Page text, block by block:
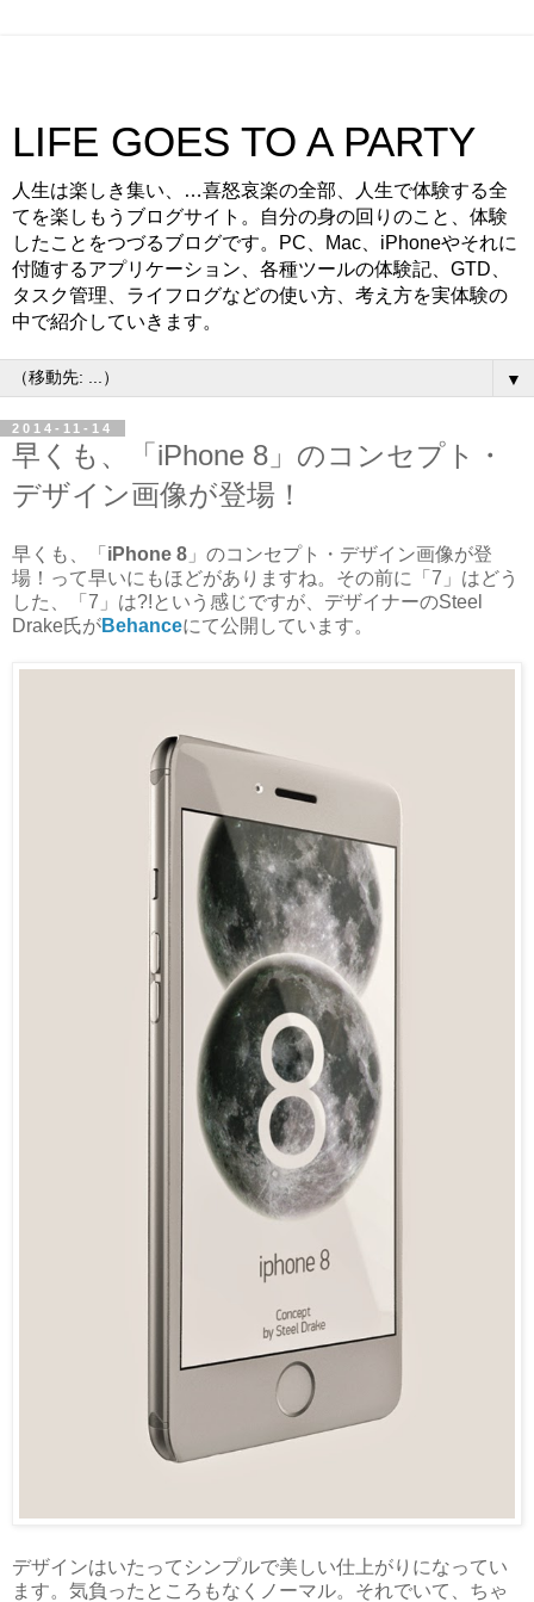
LIFE GOES TO A PARTY
人生は楽しき集い、…喜怒哀楽の全部、人生で体験する全
てを楽しもうブログサイト。自分の身の回りのこと、体験
したことをつづるブログです。PC、Mac、iPhoneやそれに
付随するアプリケーション、各種ツールの体験記、GTD、
タスク管理、ライフログなどの使い方、考え方を実体験の
中で紹介していきます。
▼
2014-11-14
早くも、「iPhone 8」のコンセプト・
デザイン画像が登場！
早くも、「 iPhone 8 」のコンセプト・デザイン画像が登
場！って早いにもほどがありますね。その前に「7」はどう
した、「7」は?!という感じですが、デザイナーのSteel
Drake氏がBehanceにて公開しています。
デザインはいたってシンプルで美しい仕上がりになってい
ます。気負ったところもなくノーマル。それでいて、ちゃ